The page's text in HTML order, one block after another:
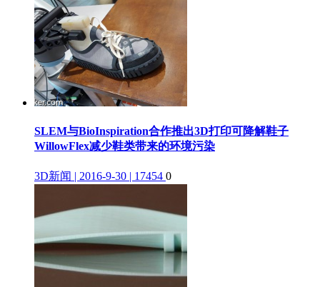
SLEM与BioInspiration合作推出3D打印可降解鞋子
WillowFlex减少鞋类带来的环境污染
3D新闻 | 2016-9-30 | 17454 0